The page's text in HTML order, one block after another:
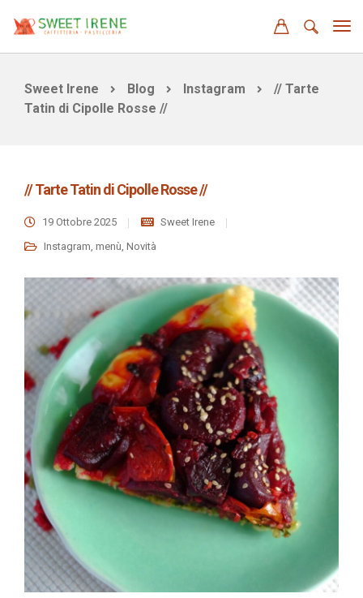
Sweet Irene Blog Instagram
// Tarte
Tatin di Cipolle Rosse //
// Tarte Tatin di Cipolle Rosse //
19 Ottobre 2025
Sweet Irene
Instagram, menù, Novità